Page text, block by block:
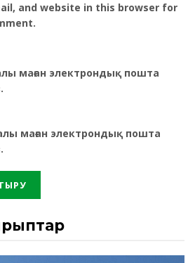
and website in this browser for
маған электрондық пошта
маған электрондық пошта